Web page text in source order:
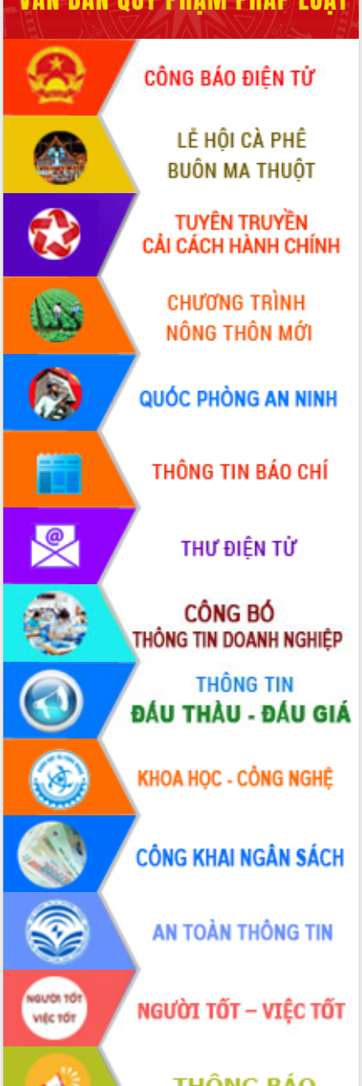
Hội thảo khoa học “Giải pháp thúc đẩy
phát triển nền kinh tế xanh tại tỉnh
Đắk Lắk”
Tăng cường giám sát, đôn đốc thực
hiện nhiệm vụ quản lý tài sản công
hàng tuần
Tháo gỡ những vướng mắc, đẩy mạnh
công tác cải cách thủ tục hành chính
tại Trung tâm Phục vụ hành chính
công tỉnh
Đắk Lắk: Tôn vinh 46 giải pháp tại Hội
thi Sáng tạo Kỹ thuật 2024 - 2025
Đắk Lắk rà soát, điều chỉnh Đề án 190
về phát triển nuôi trồng thủy sản
Phó Chủ tịch UBND tỉnh Đắk Lắk
Trương Công Thái kiểm tra thực địa
Dự án cao tốc Khánh Hòa - Buôn Ma
Thuột
Định vị cà phê Việt Nam như một “di
sản sống” trong dòng chảy toàn cầu
Xây dựng nông thôn mới: Nâng cao đời
sống người dân từ những mô hình thiết
thực
Quyết liệt tháo gỡ vướng mắc, đẩy
nhanh tiến độ các dự án trọng điểm
trong Khu kinh tế Nam Phú Yên
Hòn Yến phát triển du lịch gắn với bảo
Lấy ý kiến điều chỉnh Quy hoạch tỉnh
Đắk Lắk thời kỳ 2021-2030, tầm nhìn
đến năm 2050
Phát động chiến dịch 30 ngày đêm
giải phóng mặt bằng Tuyến đường bộ
ven biển
Đắk Lắk nỗ lực thúc đẩy tăng trưởng
kinh tế từ 10% trở lên trong Quý
II/2026
Đắk Lắk ký kết thỏa thuận hợp tác về
chuyển đổi số giai đoạn 2026 – 2030
với Tập đoàn Bưu chính Viễn thông
Việt Nam
Thứ trưởng Bộ Y tế làm việc với tỉnh
Đắk Lắk về phát triển nhân lực y tế
cho trạm y tế cấp xã
Du lịch Đắk Lắk nâng tầm trải nghiệm
du khách thông qua Hệ thống cơ sở dữ
liệu và Bản đồ số
Tập huấn ứng dụng trí tuệ nhân tạo (AI)
trong thương mại điện tử năm 2026
Đoàn đại biểu Quốc hội tỉnh Đắk Lắk
trao đổi thông tin trước Kỳ họp thứ
nhất, Quốc hội khóa XVI
Quyết liệt cải cách hành chính, khơi
thông nguồn lực phát triển
Nâng cao hiệu lực, hiệu quả HĐND
tỉnh thông qua hiện đại hóa hành chính
Xã Ea Phê gắn cải cách hành chính với
chuyển đổi số
Phó Chủ tịch Thường trực UBND tỉnh
Hồ Thị Nguyên Thảo làm việc tại Trung
tâm Phục vụ hành chính công xã Ea